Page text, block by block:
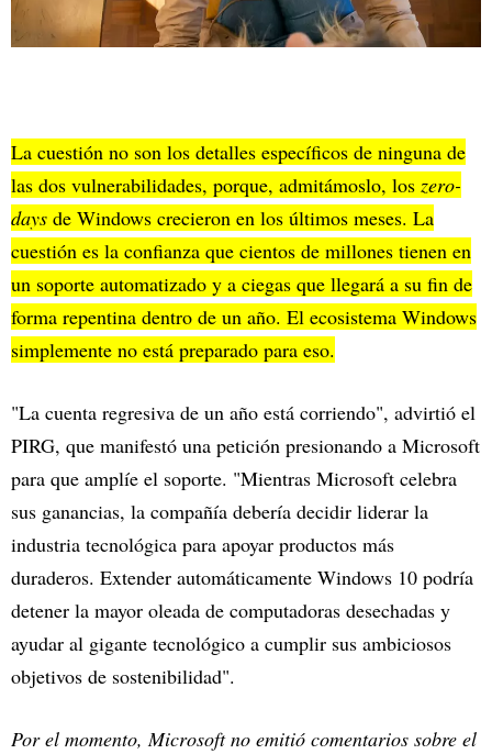
La cuestión no son los detalles específicos de ninguna de
las dos vulnerabilidades, porque, admitámoslo, los zero-
days de Windows crecieron en los últimos meses. La
cuestión es la confianza que cientos de millones tienen en
un soporte automatizado y a ciegas que llegará a su fin de
forma repentina dentro de un año. El ecosistema Windows
simplemente no está preparado para eso.
"La cuenta regresiva de un año está corriendo", advirtió el
PIRG, que manifestó una petición presionando a Microsoft
para que amplíe el soporte. "Mientras Microsoft celebra
sus ganancias, la compañía debería decidir liderar la
industria tecnológica para apoyar productos más
duraderos. Extender automáticamente Windows 10 podría
detener la mayor oleada de computadoras desechadas y
ayudar al gigante tecnológico a cumplir sus ambiciosos
objetivos de sostenibilidad".
Por el momento, Microsoft no emitió comentarios sobre el